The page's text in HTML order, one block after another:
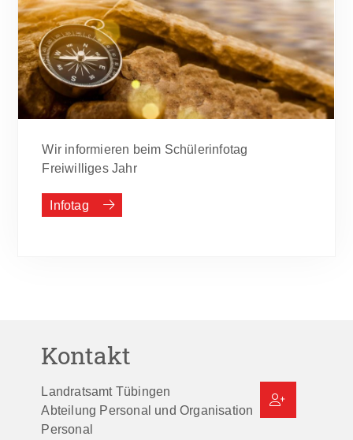
Wir informieren beim Schülerinfotag
Freiwilliges Jahr
Infotag
Kontakt
Landratsamt Tübingen
Abteilung Personal und Organisation
Personal